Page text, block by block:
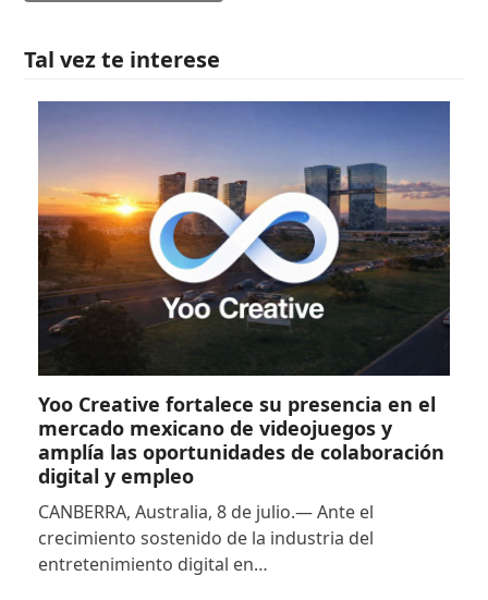
Tal vez te interese
Yoo Creative fortalece su presencia en el
mercado mexicano de videojuegos y
amplía las oportunidades de colaboración
digital y empleo
CANBERRA, Australia, 8 de julio.— Ante el
crecimiento sostenido de la industria del
entretenimiento digital en…